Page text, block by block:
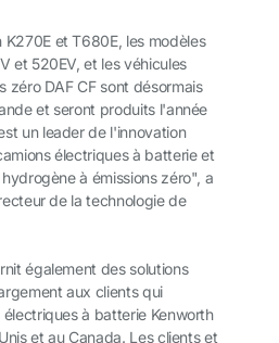
K270E et T680E, les modèles
et 520EV, et les véhicules
zéro DAF CF sont désormais
et seront produits l'année
un leader de l'innovation
électriques à batterie et
à émissions zéro", a
de la technologie de
également des solutions
aux clients qui
à batterie Kenworth
et au Canada. Les clients et